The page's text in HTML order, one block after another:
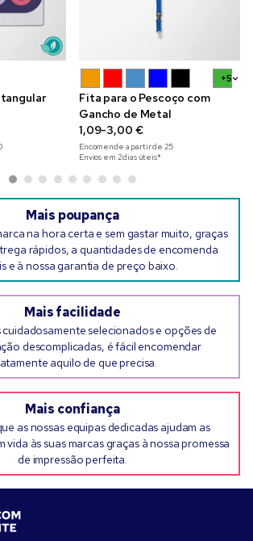
+5
Fita para o Pescoço com
Gancho de Metal
1,09-3,00 €
Encomende a partir de 25
Envios em 2 dias úteis*
Mais poupança
na hora certa e sem gastar muito, graças
rápidos, a quantidades de encomenda
e à nossa garantia de preço baixo.
Mais facilidade
selecionados e opções de
descomplicadas, é fácil encomendar
aquilo de que precisa.
Mais confiança
as nossas equipas dedicadas ajudam as
vida às suas marcas graças à nossa promessa
de impressão perfeita.